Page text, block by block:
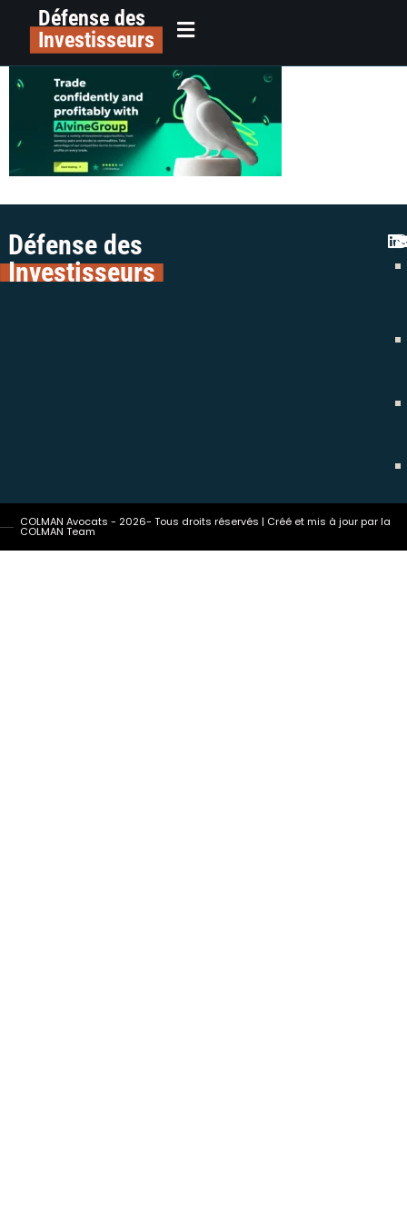
principalDéfense des
Investisseurs
image
Défense des
Investisseurs
COLMAN Avocats - 2026- Tous droits réservés | Créé et mis à jour par la
COLMAN Team